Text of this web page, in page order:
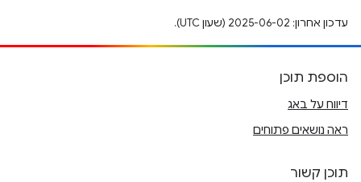
עדכון אחרון: 2025-06-02 (שעון UTC).
הוספת תוכן
דיווח על באג
ראה נושאים פתוחים
תוכן קשור